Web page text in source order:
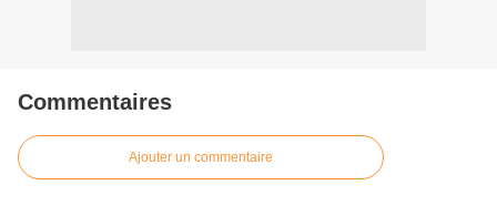
Commentaires
Ajouter un commentaire